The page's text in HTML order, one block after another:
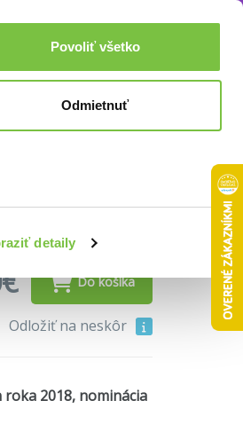
detaily
Povoliť všetko
Odmietnuť
Prihlásenie 0,00€
Akcie a zľavy
Do košíka
Odložiť na neskôr
2018, nominácia